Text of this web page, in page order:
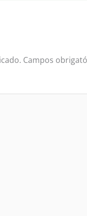
Campos